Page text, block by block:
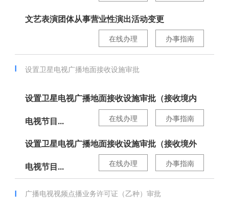
文艺表演团体从事营业性演出活动变更
办事指南
在线办理
设置卫星电视广播地面接收设施审批
设置卫星电视广播地面接收设施审批（接收境内
电视节目... 办事指南
在线办理
设置卫星电视广播地面接收设施审批（接收境外
电视节目... 办事指南
在线办理
广播电视视频点播业务许可证（乙种）审批